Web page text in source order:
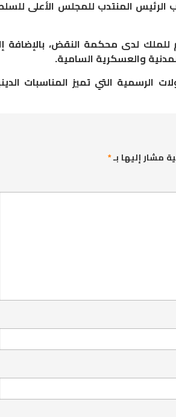
الرئيس المنتدب للمجلس الأعلى
للملك لدى محكمة النقض، بالإضافة
والعسكرية السامية.
الرسمية التي تميز المناسبات
مشار إليها بـ*